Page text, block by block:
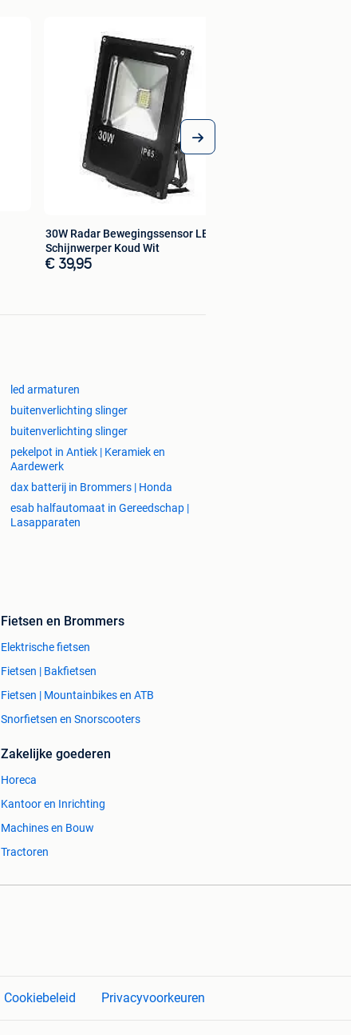
30W Radar Bewegingssensor LED
Schijnwerper Koud Wit
€ 39,95
led armaturen
buitenverlichting slinger
buitenverlichting slinger
pekelpot in Antiek | Keramiek en
Aardewerk
dax batterij in Brommers | Honda
esab halfautomaat in Gereedschap |
Lasapparaten
Fietsen en Brommers
Elektrische fietsen
Fietsen | Bakfietsen
Fietsen | Mountainbikes en ATB
Snorfietsen en Snorscooters
Zakelijke goederen
Horeca
Kantoor en Inrichting
Machines en Bouw
Tractoren
Cookiebeleid Privacyvoorkeuren